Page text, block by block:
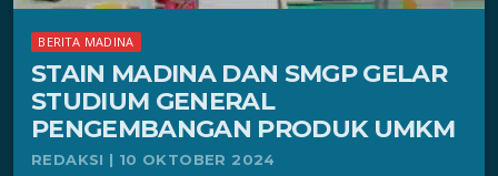
BERITA MADINA
STAIN MADINA DAN SMGP GELAR
STUDIUM GENERAL
PENGEMBANGAN PRODUK UMKM
REDAKSI | 10 OKTOBER 2024